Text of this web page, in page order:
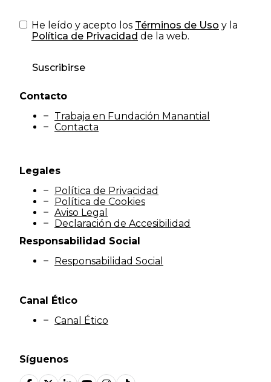
He leído y acepto los Términos de Uso y la
Política de Privacidad de la web.
Suscribirse
Contacto
Trabaja en Fundación Manantial
Contacta
Legales
Política de Privacidad
Política de Cookies
Aviso Legal
Declaración de Accesibilidad
Síguenos
Responsabilidad Social
Responsabilidad Social
Canal Ético
Canal Ético